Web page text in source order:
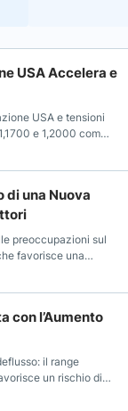
USA Accelera e
USA e tensioni
e 1,2000 come
di una Nuova
preoccupazioni sul
favorisce una
con l’Aumento
il range
un rischio di